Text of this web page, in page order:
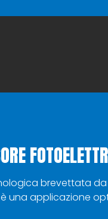
brevettata da
è una applicazione